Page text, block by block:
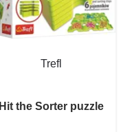
Trefl
Hit the Sorter puzzle